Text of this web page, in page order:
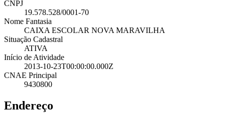
CNPJ
19.578.528/0001-70
Nome Fantasia
CAIXA ESCOLAR NOVA MARAVILHA
Situação Cadastral
ATIVA
Início de Atividade
2013-10-23T00:00:00.000Z
CNAE Principal
9430800
Endereço